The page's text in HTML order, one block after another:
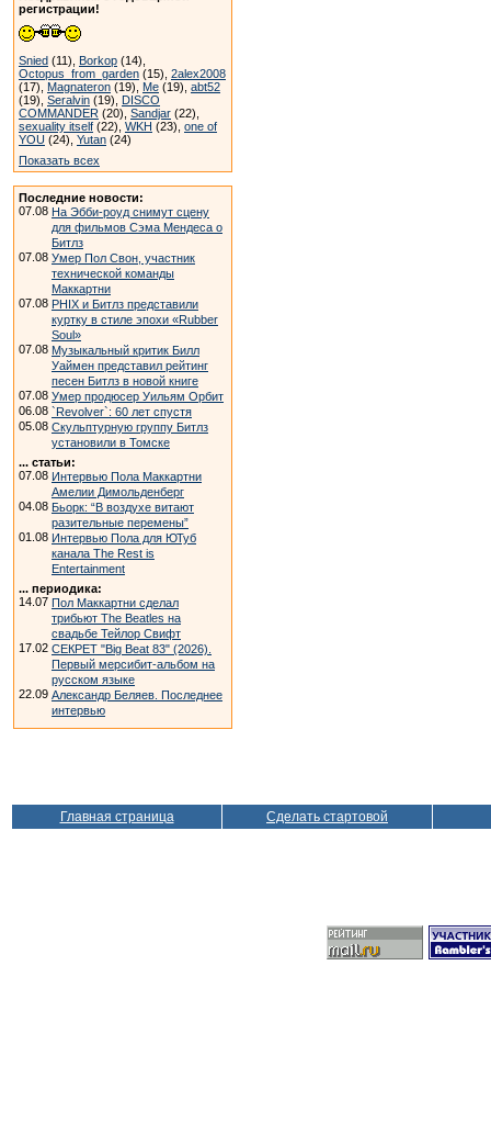
регистрации!
Snied (11), Borkop (14),
Octopus_from_garden (15), 2alex2008
(17), Magnateron (19), Me (19), abt52
(19), Seralvin (19), DISCO
COMMANDER (20), Sandjar (22),
sexuality itself (22), WKH (23), one of
YOU (24), Yutan (24)
Показать всех
Последние новости:
07.08 На Эбби-роуд снимут сцену
для фильмов Сэма Мендеса о
Битлз
07.08 Умер Пол Свон, участник
технической команды
Маккартни
07.08 PHIX и Битлз представили
куртку в стиле эпохи «Rubber
Soul»
07.08 Музыкальный критик Билл
Уаймен представил рейтинг
песен Битлз в новой книге
07.08 Умер продюсер Уильям Орбит
06.08 `Revolver`: 60 лет спустя
05.08 Скульптурную группу Битлз
установили в Томске
... статьи:
07.08 Интервью Пола Маккартни
Амелии Димольденберг
04.08 Бьорк: “В воздухе витают
разительные перемены”
01.08 Интервью Пола для ЮТуб
канала The Rest is
Entertainment
... периодика:
14.07 Пол Маккартни сделал
трибьют The Beatles на
свадьбе Тейлор Свифт
17.02 СЕКРЕТ "Big Beat 83" (2026).
Первый мерсибит-альбом на
русском языке
22.09 Александр Беляев. Последнее
интервью
Главная страница Сделать стартовой